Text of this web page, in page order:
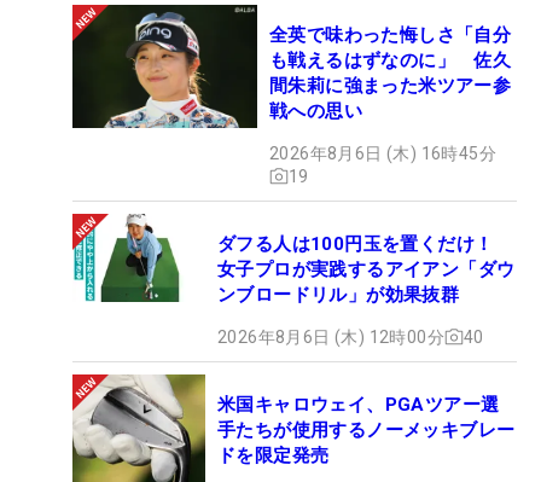
全英で味わった悔しさ「自分
も戦えるはずなのに」 佐久
間朱莉に強まった米ツアー参
戦への思い
2026年8月6日 (木) 16時45分
19
ダフる人は100円玉を置くだけ！
女子プロが実践するアイアン「ダウ
ンブロードリル」が効果抜群
2026年8月6日 (木) 12時00分 40
米国キャロウェイ、PGAツアー選
手たちが使用するノーメッキブレー
ドを限定発売